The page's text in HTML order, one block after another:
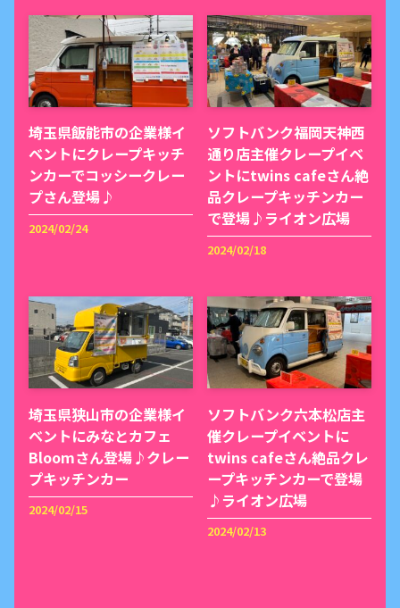
埼玉県飯能市の企業様イ
ベントにクレープキッチ
ンカーでコッシークレー
プさん登場♪
2024/02/24
ソフトバンク福岡天神西
通り店主催クレープイベ
ントにtwins cafeさん絶
品クレープキッチンカー
で登場♪ライオン広場
2024/02/18
埼玉県狭山市の企業様イ
ベントにみなとカフェ
Bloomさん登場♪クレー
プキッチンカー
2024/02/15
ソフトバンク六本松店主
催クレープイベントに
twins cafeさん絶品クレ
ープキッチンカーで登場
♪ライオン広場
2024/02/13